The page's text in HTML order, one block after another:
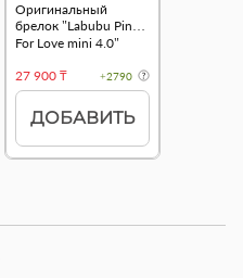
Оригинальный
брелок "Labubu Pin
For Love mini 4.0"
27 900 ₸
+2790
ДОБАВИТЬ